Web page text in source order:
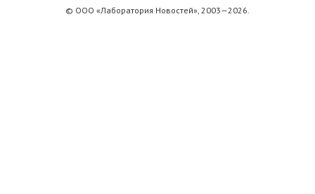
© ООО «Лаборатория Новоcтей», 2003—2026.